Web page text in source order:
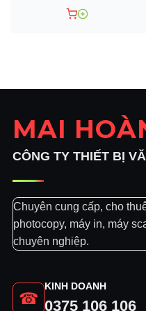
Kích thước (W ×
mm
Duplex: In hai
Khay giấy
Khay giấy tối đa:
Khổ giấy hỗ trợ:
Legal
Tốc độ copy:23
MAI
CÔNG TY THIẾT BỊ
Chuyên cung cấp, cho
photocopy, máy in, máy
chuyên nghiệp.
☎
KINH DOANH
0375 106 106